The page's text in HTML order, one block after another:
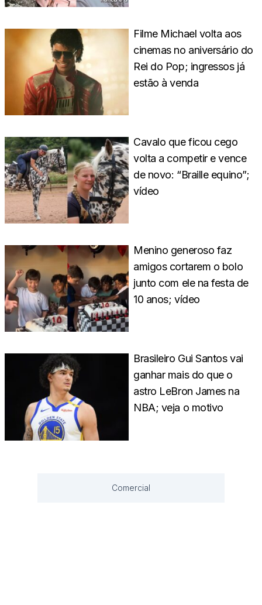
Filme Michael volta aos
cinemas no aniversário do
Rei do Pop; ingressos já
estão à venda
Cavalo que ficou cego
volta a competir e vence
de novo: “Braille equino”;
vídeo
Menino generoso faz
amigos cortarem o bolo
junto com ele na festa de
10 anos; vídeo
Brasileiro Gui Santos vai
ganhar mais do que o
astro LeBron James na
NBA; veja o motivo
Comercial